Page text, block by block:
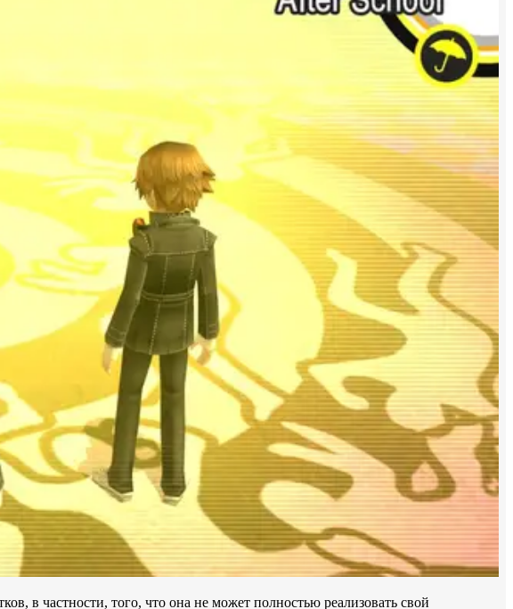
в частности, того, что она не может полностью реализовать свой